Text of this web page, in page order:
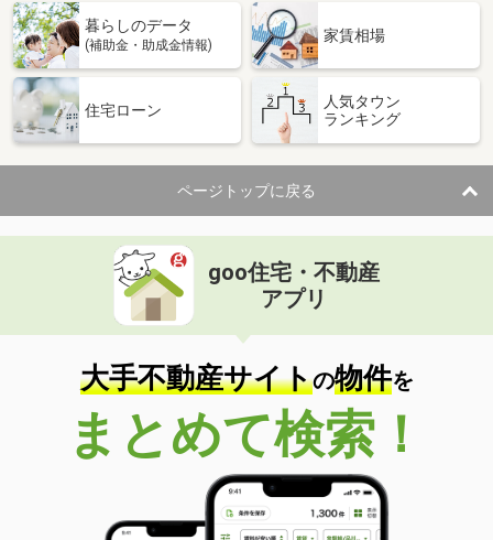
暮らしのデータ
(補助金・助成金情報)
家賃相場
住宅ローン
人気タウン
ランキング
ページトップに戻る
goo住宅・不動産
アプリ
大手不動産サイトの物件を
まとめて検索！